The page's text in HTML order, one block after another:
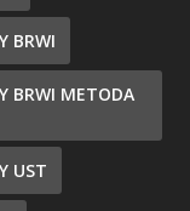
BRWI
BRWI METODA
UST